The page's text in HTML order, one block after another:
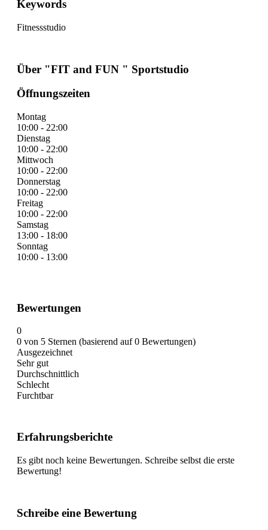
Keywords
Fitnessstudio
Über "FIT and FUN " Sportstudio
Öffnungszeiten
Montag
10:00 - 22:00
Dienstag
10:00 - 22:00
Mittwoch
10:00 - 22:00
Donnerstag
10:00 - 22:00
Freitag
10:00 - 22:00
Samstag
13:00 - 18:00
Sonntag
10:00 - 13:00
Bewertungen
0
0 von 5 Sternen (basierend auf 0 Bewertungen)
Ausgezeichnet
Sehr gut
Durchschnittlich
Schlecht
Furchtbar
Erfahrungsberichte
Es gibt noch keine Bewertungen. Schreibe selbst die erste
Bewertung!
Schreibe eine Bewertung